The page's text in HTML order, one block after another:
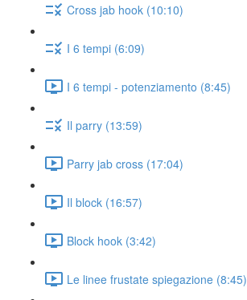
Cross jab hook (10:10)
I 6 tempi (6:09)
I 6 tempi - potenziamento (8:45)
Il parry (13:59)
Parry jab cross (17:04)
Il block (16:57)
Block hook (3:42)
Le linee frustate spiegazione (8:45)